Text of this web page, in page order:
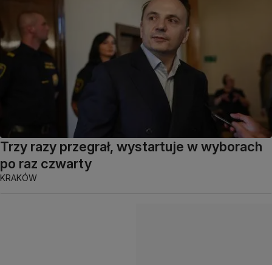
Trzy razy przegrał, wystartuje w wyborach
po raz czwarty
KRAKÓW